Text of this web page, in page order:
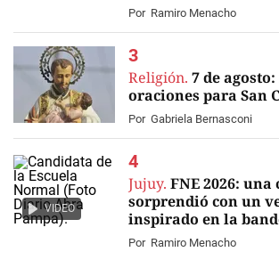
Por Ramiro Menacho
Religión. 7 de
oraciones para San
Por Gabriela Bernasconi
VIDEO
Jujuy. FNE 2026:
sorprendió con un
inspirado en la
Por Ramiro Menacho